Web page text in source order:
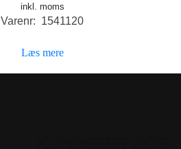
oprindelige
pris
89,00 kr..
pris
inkl. moms
Varenr: 1541120
Læs mere